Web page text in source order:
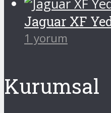
Jaguar XF
1 yorum
Kurumsal